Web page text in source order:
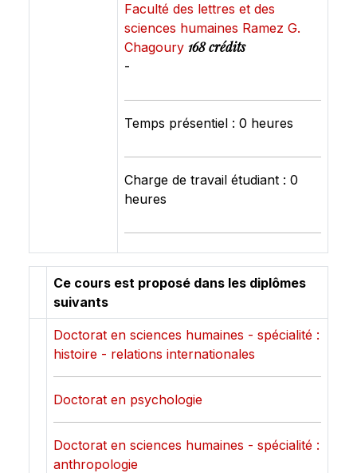
Faculté des lettres et des
sciences humaines Ramez G.
Chagoury 168 crédits
-
Temps présentiel : 0 heures
Charge de travail étudiant : 0
heures
Ce cours est proposé dans les diplômes
suivants
Doctorat en sciences humaines - spécialité :
histoire - relations internationales
Doctorat en psychologie
Doctorat en sciences humaines - spécialité :
anthropologie